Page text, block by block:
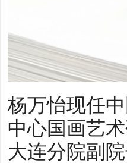
杨万怡现任
中心国画艺
大连分院副